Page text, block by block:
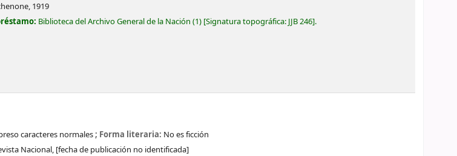
1919
Biblioteca del Archivo General de la Nación (1) Signatura topográfica: JJB 246 .
caracteres normales; Forma literaria: No es ficción
Nacional, [fecha de publicación no identificada]